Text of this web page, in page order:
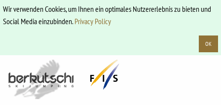
Wir verwenden Cookies, um Ihnen ein optimales Nutzererlebnis zu bieten und
Social Media einzubinden.Privacy Policy
OK